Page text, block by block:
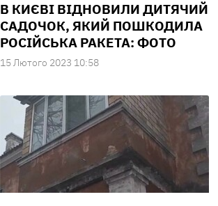
В КИЄВІ ВІДНОВИЛИ ДИТЯЧИЙ
САДОЧОК, ЯКИЙ ПОШКОДИЛА
РОСІЙСЬКА РАКЕТА: ФОТО
15 Лютого 2023 10:58